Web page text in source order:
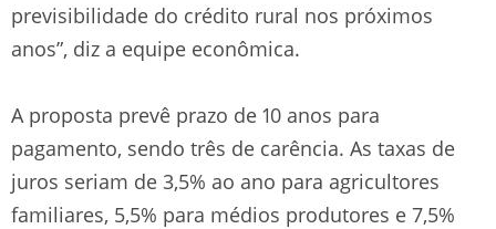
previsibilidade do crédito rural nos próximos
anos”, diz a equipe econômica.
A proposta prevê prazo de 10 anos para
pagamento, sendo três de carência. As taxas de
juros seriam de 3,5% ao ano para agricultores
familiares, 5,5% para médios produtores e 7,5%